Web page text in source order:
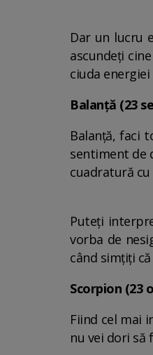
Dar un lucru
ascundeți
ciuda
Balanță (23
Balanță, faci
sentiment de
cuadratură
Puteți
vorba de
când simțiți
Scorpion (23
Fiind cel mai
nu vei dori să